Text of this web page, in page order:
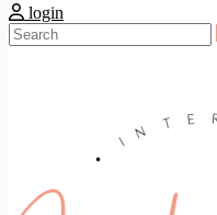
login